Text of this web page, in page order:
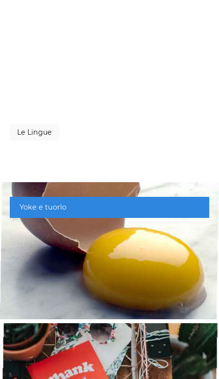
Le Lingue
Yoke e tuorlo